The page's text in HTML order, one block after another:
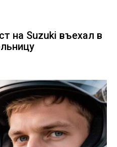
на Suzuki въехал в